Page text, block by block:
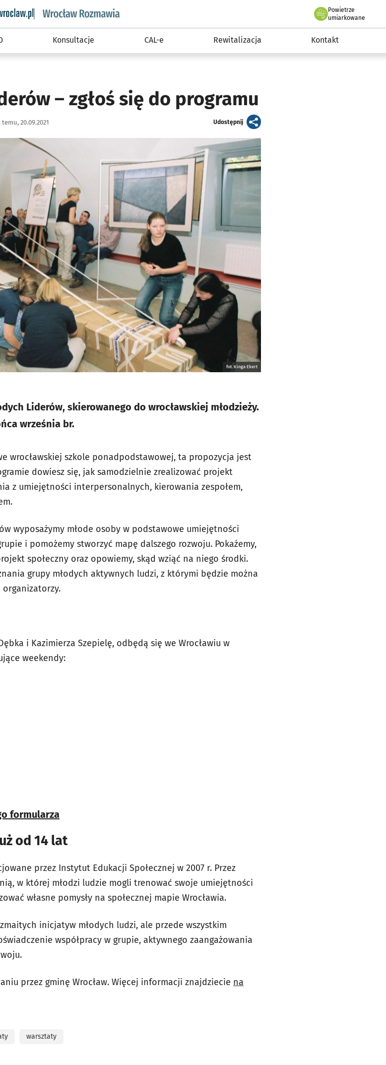
informacyjny wroclaw.pl podserwis: Rozmawia
Powietrze
we Wrocławiu
umiarkowane
Konsultacje CAL-e Rewitalizacja Kontakt
– zgłoś się do programu
20.09.2021 Udostępnijartykuł
fot. Kinga Ekert
Liderów, skierowanego do wrocławskiej młodzieży.
września br.
wrocławskiej szkole ponadpodstawowej, ta propozycja jest
dowiesz się, jak samodzielnie zrealizować projekt
z umiejętności interpersonalnych, kierowania zespołem,
wyposażymy młode osoby w podstawowe umiejętności
i pomożemy stworzyć mapę dalszego rozwoju. Pokażemy,
społeczny oraz opowiemy, skąd wziąć na niego środki.
grupy młodych aktywnych ludzi, z którymi będzie można
organizatorzy.
i Kazimierza Szepielę, odbędą się we Wrocławiu w
weekendy:
formularza
od 14 lat
przez Instytut Edukacji Społecznej w 2007 r. Przez
w której młodzi ludzie mogli trenować swoje umiejętności
własne pomysły na społecznej mapie Wrocławia.
inicjatyw młodych ludzi, ale przede wszystkim
współpracy w grupie, aktywnego zaangażowania
przez gminę Wrocław. Więcej informacji znajdziecie na
warsztaty